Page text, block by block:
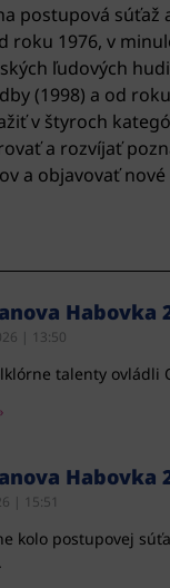
postupová
roku 1976, v
ľudových
(1998) a od
v štyroch
a rozvíjať
a objavovať
Habovka
13:50
talenty ovládli
Habovka
15:51
kolo postupovej